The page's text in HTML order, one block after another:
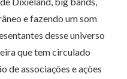
e fazendo um som
desse universo
que tem circulado
de associações e ações